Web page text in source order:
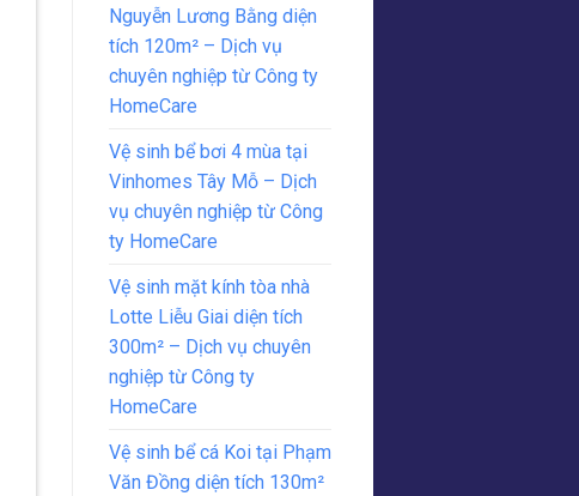
Nguyễn Lương Bằng diện
tích 120m² – Dịch vụ
chuyên nghiệp từ Công ty
HomeCare
Vệ sinh bể bơi 4 mùa tại
Vinhomes Tây Mỗ – Dịch
vụ chuyên nghiệp từ Công
ty HomeCare
Vệ sinh mặt kính tòa nhà
Lotte Liễu Giai diện tích
300m² – Dịch vụ chuyên
nghiệp từ Công ty
HomeCare
Vệ sinh bể cá Koi tại Phạm
Văn Đồng diện tích 130m²